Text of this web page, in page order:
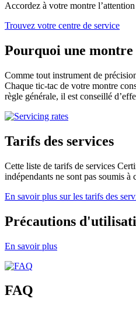
Accordez à votre montre
Trouvez votre centre de service
Pourquoi une
Comme tout instrument de
Chaque tic-tac de votre montre
règle générale, il est conseillé
Tarifs des services
Cette liste de tarifs de services
indépendants ne sont pas soumis à
En savoir plus sur les tarifs des
Précautions
En savoir plus
FAQ